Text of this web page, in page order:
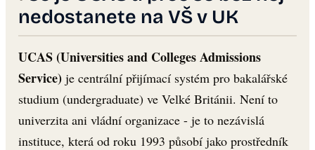
nedostanete na VŠ v UK
UCAS (Universities and Colleges Admissions
Service) je centrální přijímací systém pro bakalářské
studium (undergraduate) ve Velké Británii. Není to
univerzita ani vládní organizace - je to nezávislá
instituce, která od roku 1993 působí jako prostředník